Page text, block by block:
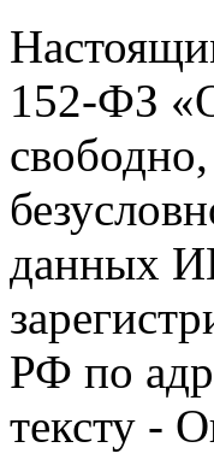
152-ФЗ
данных
РФ по
тексту -